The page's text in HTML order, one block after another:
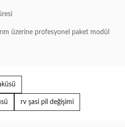
üzerine profesyonel paket modül
rv şasi pil değişimi